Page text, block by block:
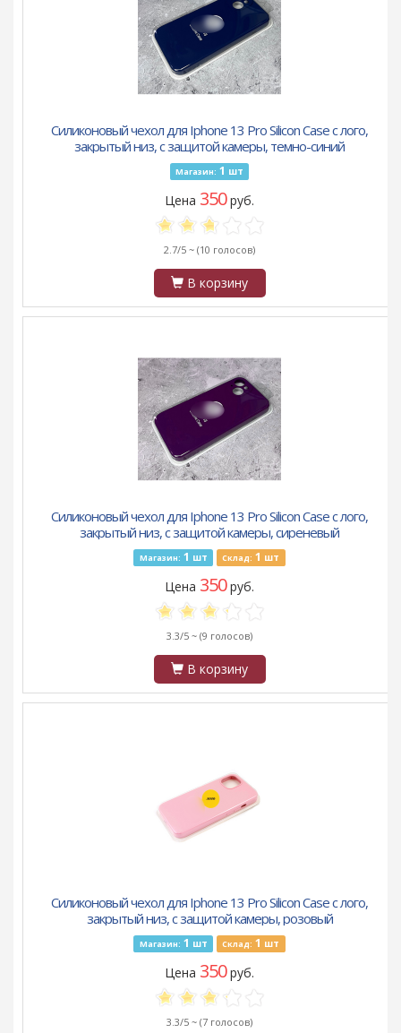
Силиконовый чехол для Iphone 13 Pro Silicon Case с лого,
закрытый низ, с защитой камеры, темно-синий
Магазин: 1 шт
Цена 350руб.
2.7/5 ~ (10 голосов)
В корзину
Силиконовый чехол для Iphone 13 Pro Silicon Case с лого,
закрытый низ, с защитой камеры, сиреневый
Магазин: 1 шт Склад: 1 шт
Цена 350руб.
3.3/5 ~ (9 голосов)
В корзину
Силиконовый чехол для Iphone 13 Pro Silicon Case с лого,
закрытый низ, с защитой камеры, розовый
Магазин: 1 шт Склад: 1 шт
Цена 350руб.
3.3/5 ~ (7 голосов)